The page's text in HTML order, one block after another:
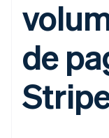
Métodos de
pago
Acceso a más
Terminal
Pagos en
Authorization
Boost
Optimizaciones
de